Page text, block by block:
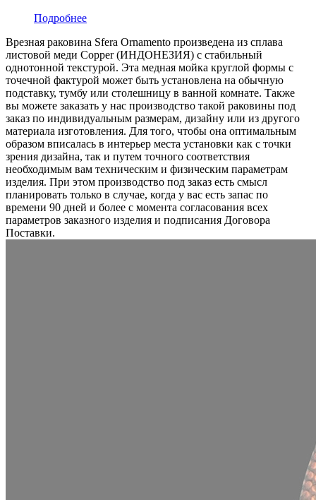
Подробнее
Врезная раковина Sfera Ornamento произведена из сплава
листовой меди Copper (ИНДОНЕЗИЯ) c стабильный
однотонной текстурой. Эта медная мойка круглой формы с
точечной фактурой может быть установлена на обычную
подставку, тумбу или столешницу в ванной комнате. Также
вы можете заказать у нас производство такой раковины под
заказ по индивидуальным размерам, дизайну или из другого
материала изготовления. Для того, чтобы она оптимальным
образом вписалась в интерьер места установки как с точки
зрения дизайна, так и путем точного соответствия
необходимым вам техническим и физическим параметрам
изделия. При этом производство под заказ есть смысл
планировать только в случае, когда у вас есть запас по
времени 90 дней и более с момента согласования всех
параметров заказного изделия и подписания Договора
Поставки.